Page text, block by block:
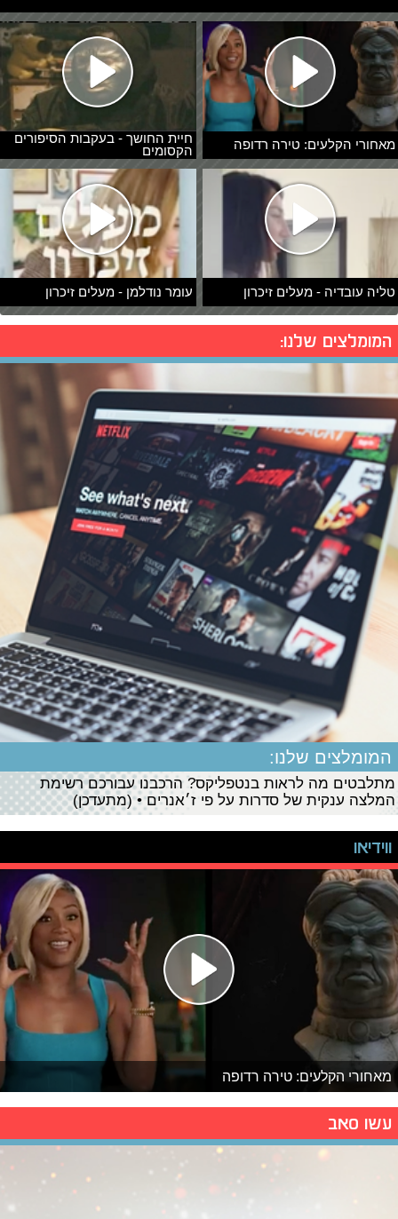
מאחורי הקלעים: טירה רדופה
חיית החושך - בעקבות הסיפורים
הקסומים
טליה עובדיה - מעלים זיכרון עומר נודלמן - מעלים זיכרון
המומלצים שלנו:
המומלצים שלנו:
מתלבטים מה לראות בנטפליקס? הרכבנו עבורכם רשימת
המלצה ענקית של סדרות על פי ז׳אנרים • (מתעדכן)
ווידיאו
מאחורי הקלעים: טירה רדופה
עשו סאב